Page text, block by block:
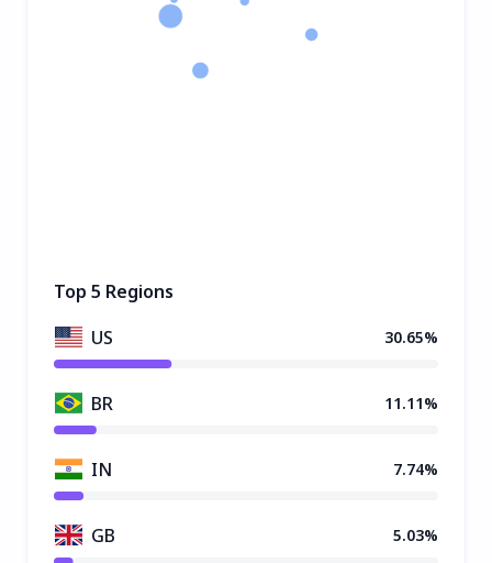
Top 5 Regions
US
30.65%
BR 11.11%
IN 7.74%
GB 5.03%